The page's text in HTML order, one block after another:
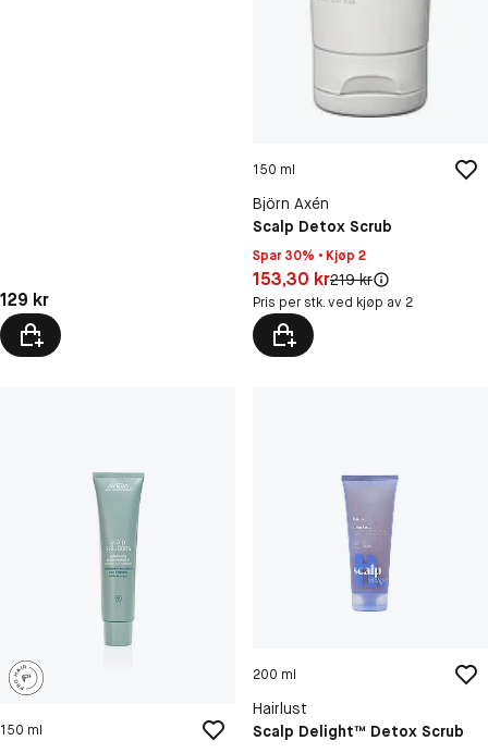
Pris: 129 kr
129 kr
150 ml
Björn Axén
Scalp Detox Scrub
Spar 30% • Kjøp 2
Pris: 153,30 kr
153,30 krOriginal pris:
219 kr
Pris per stk. ved kjøp av 2
150 ml
200 ml
Hairlust
Scalp Delight™ Detox Scrub